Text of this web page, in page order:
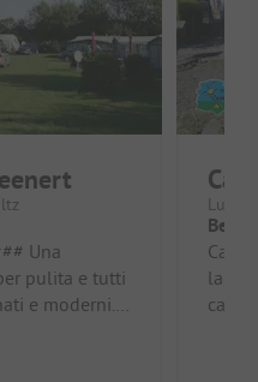
pulita e tutti
e moderni.
Bel
lago.